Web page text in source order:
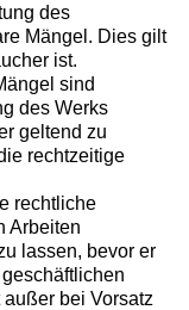
des
Mängel. Dies gilt
ist.
sind
des Werks
geltend zu
rechtzeitige
rechtliche
Arbeiten
lassen, bevor er
bei Vorsatz